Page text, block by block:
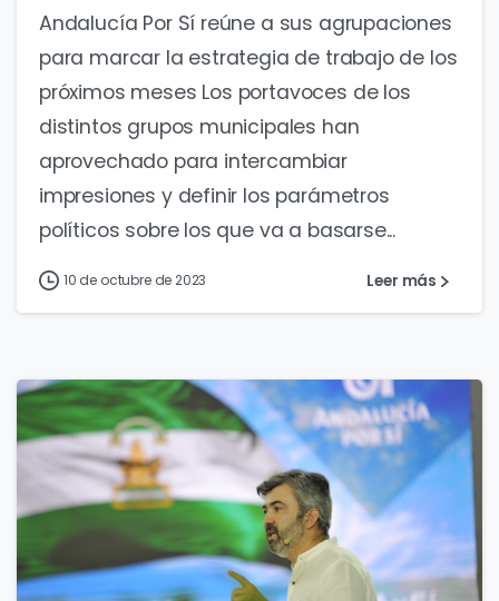
Andalucía Por Sí reúne a sus agrupaciones
para marcar la estrategia de trabajo de los
próximos meses Los portavoces de los
distintos grupos municipales han
aprovechado para intercambiar
impresiones y definir los parámetros
políticos sobre los que va a basarse...
10 de octubre de 2023 Leer más